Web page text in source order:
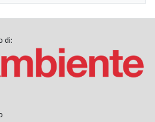
di: